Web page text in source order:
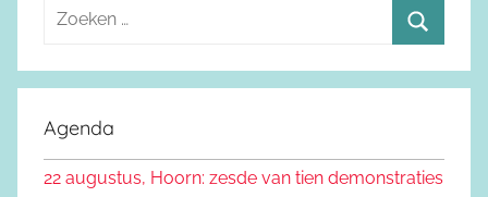
e
e
n
o
e
Agenda
22 augustus, Hoorn: zesde van tien demonstraties